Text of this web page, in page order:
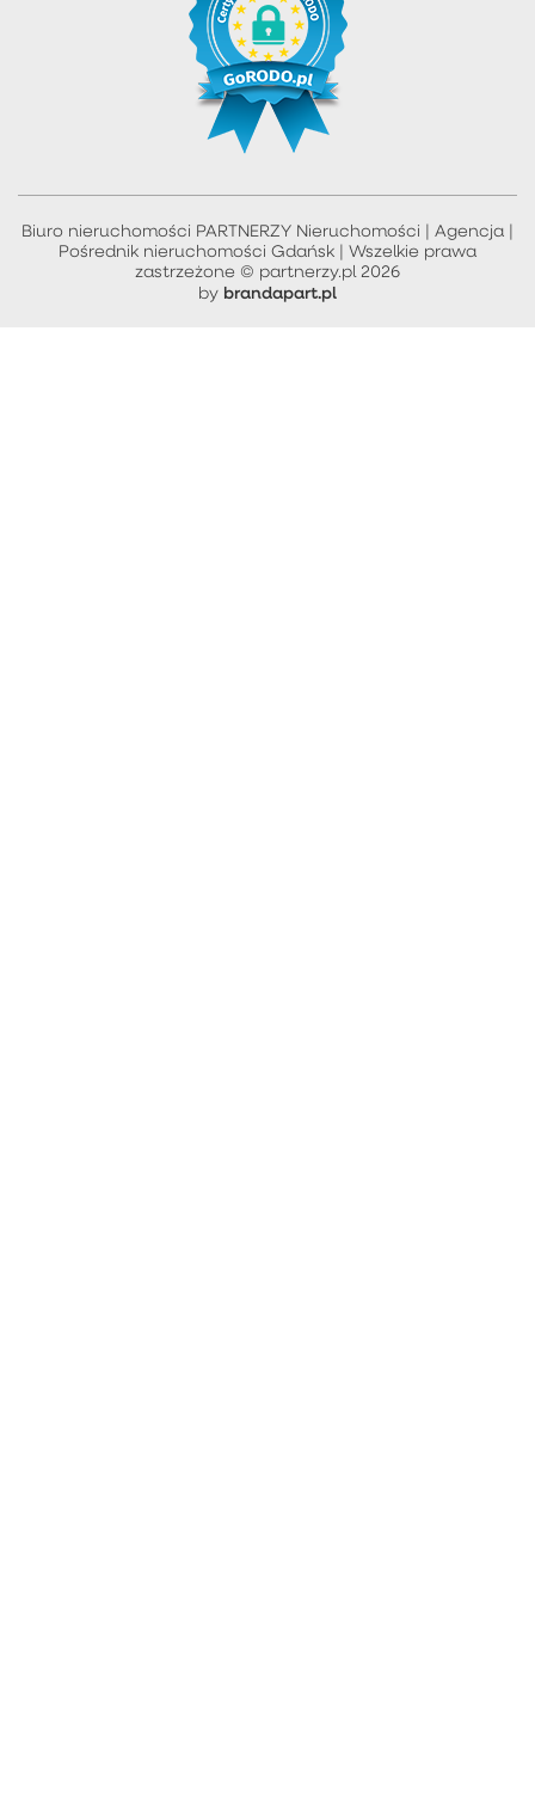
Biuro nieruchomości PARTNERZY Nieruchomości | Agencja |
Pośrednik nieruchomości Gdańsk | Wszelkie prawa
zastrzeżone © partnerzy.pl 2026
by brandapart.pl